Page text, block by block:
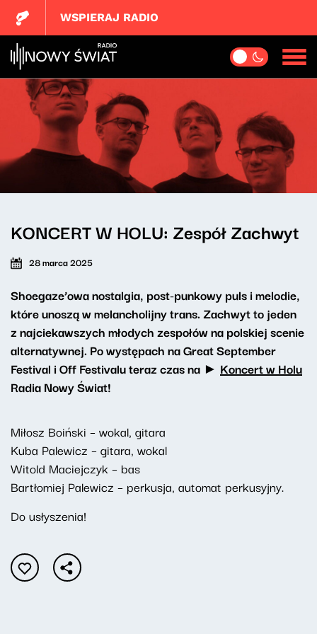
WSPIERAJ RADIO
KONCERT W HOLU: Zespół Zachwyt
28 marca 2025
Shoegaze’owa nostalgia, post-punkowy puls i melodie,
które unoszą w melancholijny trans. Zachwyt to jeden
z najciekawszych młodych zespołów na polskiej scenie
alternatywnej. Po występach na Great September
Festival i Off Festivalu teraz czas na ► Koncert w Holu
Radia Nowy Świat!
Miłosz Boiński – wokal, gitara
Kuba Palewicz – gitara, wokal
Witold Maciejczyk – bas
Bartłomiej Palewicz – perkusja, automat perkusyjny.
Do usłyszenia!